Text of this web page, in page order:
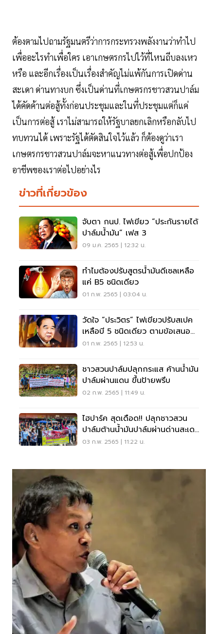
ต้องตามไปถามรัฐมนตรีว่าการกระทรวงพลังงานว่าทำไป
เพื่ออะไรทำเพื่อใคร เอาเกษตรกรไปไว้ที่ไหนถีบลงเหว
หรือ และอีกเรื่องเป็นเรื่องสำคัญไม่แพ้กันการเปิดด่าน
สะเดา ด่านทางบก ซึ่งเป็นด่านที่เกษตรกรชาวสวนปาล์ม
ได้คัดค้านต่อสู้ทั้งก่อนประชุมและในที่ประชุมแต่ก็แค่
เป็นการต่อสู้ เราไม่สามารถให้รัฐบาลยกเลิกหรือกลับไป
ทบทวนได้ เพราะรัฐได้ตัดสินใจไว้แล้ว ก็ต้องดูว่าเรา
เกษตรกรชาวสวนปาล์มจะหาแนวทางต่อสู้เพื่อปกป้อง
อาชีพของเราต่อไปอย่างไร
ข่าวที่เกี่ยวข้อง
จับตา กนป. ไฟเขียว “ประกันรายได้
ปาล์มน้ำมัน” เฟส 3
09 ม.ค. 2565 | 12:32 น.
ทำไมต้องปรับสูตรน้ำมันดีเซลเหลือ
แค่ B5 ชนิดเดียว
01 ก.พ. 2565 | 03:04 น.
วัดใจ “ประวิตร” ไฟเขียวปรับสเปค
เหลือบี 5 ชนิดเดียว ตามข้อเสนอ
กบง. หรือไม่
01 ก.พ. 2565 | 12:53 น.
ชาวสวนปาล์มปลุกกระแส ค้านน้ำมัน
ปาล์มผ่านแดน ขึ้นป้ายพรึบ
02 ก.พ. 2565 | 11:49 น.
ไฮปาร์ค สุดเดือด!! ปลุกชาวสวน
ปาล์มต้านน้ำมันปาล์มผ่านด่านสะเดา
(คลิป)
03 ก.พ. 2565 | 11:22 น.